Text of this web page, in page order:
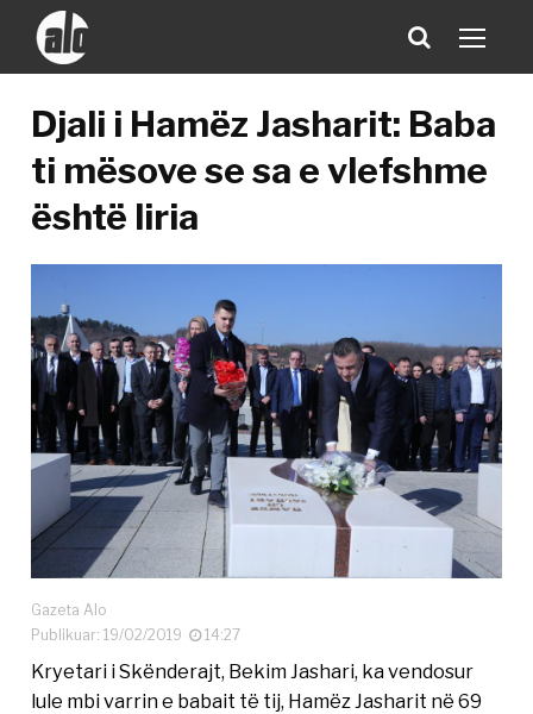
Djali i Hamëz Jasharit: Baba
ti mësove se sa e vlefshme
është liria
Gazeta Alo
Publikuar: 19/02/2019
14:27
Kryetari i Skënderajt, Bekim Jashari, ka vendosur
lule mbi varrin e babait të tij, Hamëz Jasharit në 69